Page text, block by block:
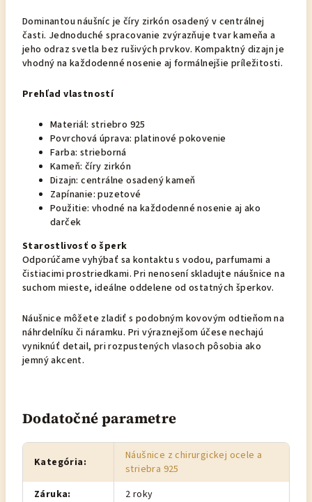
Dominantou náušníc je číry zirkón osadený v centrálnej
časti. Jednoduché spracovanie zvýrazňuje tvar kameňa a
jeho odraz svetla bez rušivých prvkov. Kompaktný dizajn je
vhodný na každodenné nosenie aj formálnejšie príležitosti.
Prehľad vlastností
Materiál: striebro 925
Povrchová úprava: platinové pokovenie
Farba: strieborná
Kameň: číry zirkón
Dizajn: centrálne osadený kameň
Zapínanie: puzetové
Použitie: vhodné na každodenné nosenie aj ako
darček
Starostlivosť o šperk
Odporúčame vyhýbať sa kontaktu s vodou, parfumami a
čistiacimi prostriedkami. Pri nenosení skladujte náušnice na
suchom mieste, ideálne oddelene od ostatných šperkov.
Náušnice môžete zladiť s podobným kovovým odtieňom na
náhrdelníku či náramku. Pri výraznejšom účese nechajú
vyniknúť detail, pri rozpustených vlasoch pôsobia ako
jemný akcent.
Dodatočné parametre
Kategória:
Náušnice z chirurgickej ocele a
striebra 925
Záruka:
2 roky